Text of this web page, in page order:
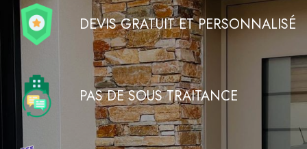
DEVIS GRATUIT ET PERSONNALISÉ
PAS DE SOUS TRAITANCE